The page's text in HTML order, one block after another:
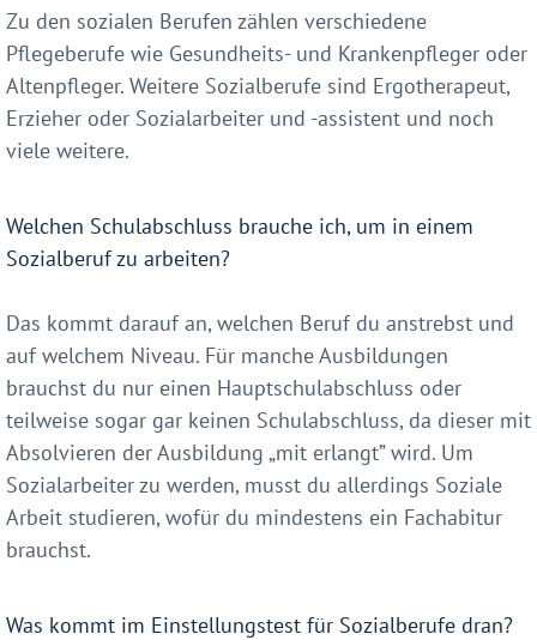
Zu den sozialen Berufen zählen verschiedene
Pflegeberufe wie Gesundheits- und Krankenpfleger oder
Altenpfleger. Weitere Sozialberufe sind Ergotherapeut,
Erzieher oder Sozialarbeiter und -assistent und noch
viele weitere.
Welchen Schulabschluss brauche ich, um in einem
Sozialberuf zu arbeiten?
Das kommt darauf an, welchen Beruf du anstrebst und
auf welchem Niveau. Für manche Ausbildungen
brauchst du nur einen Hauptschulabschluss oder
teilweise sogar gar keinen Schulabschluss, da dieser mit
Absolvieren der Ausbildung „mit erlangt” wird. Um
Sozialarbeiter zu werden, musst du allerdings Soziale
Arbeit studieren, wofür du mindestens ein Fachabitur
brauchst.
Was kommt im Einstellungstest für Sozialberufe dran?